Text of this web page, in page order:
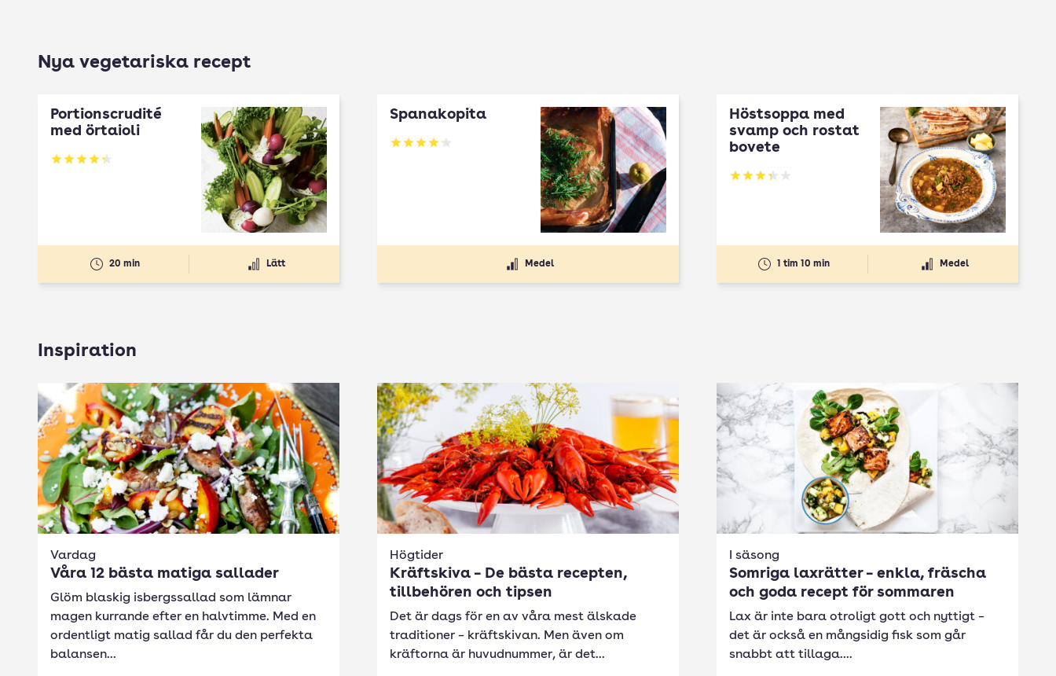
Nya vegetariska recept
Portionscrudité
med örtaioli
Betyg: 4.27 av 5
20 min Lätt
Spanakopita
Betyg: 4.1 av 5
Medel
Höstsoppa med
svamp och rostat
bovete
Betyg: 3.33 av 5
1 tim 10 min Medel
Inspiration
Vardag
Våra 12 bästa matiga sallader
Glöm blaskig isbergssallad som lämnar
magen kurrande efter en halvtimme. Med en
ordentligt matig sallad får du den perfekta
balansen...
Högtider
Kräftskiva – De bästa recepten,
tillbehören och tipsen
Det är dags för en av våra mest älskade
traditioner – kräftskivan. Men även om
kräftorna är huvudnummer, är det...
I säsong
Somriga laxrätter – enkla, fräscha
och goda recept för sommaren
Lax är inte bara otroligt gott och nyttigt –
det är också en mångsidig fisk som går
snabbt att tillaga....